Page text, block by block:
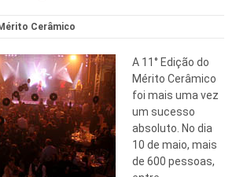
Cerâmico
A 11° Edição do
Mérito Cerâmico
foi mais uma vez
um sucesso
absoluto. No dia
10 de maio, mais
de 600 pessoas,